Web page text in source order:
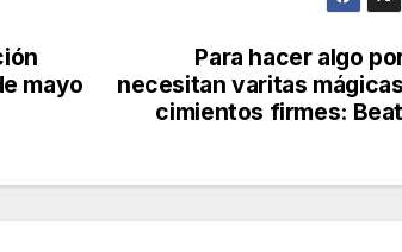
Para hacer algo
necesitan varitas
cimientos firmes:
mayo